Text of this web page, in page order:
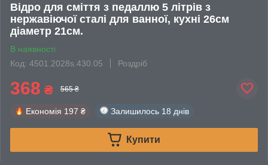
Відро для сміття з педаллю 5 літрів з
нержавіючої сталі для ванної, кухні 26см
діаметр 21см.
В наявності
Код: 4501.2028s.430.05
Роздріб
368 ₴ 565 ₴
Економія 197 ₴ Залишилось 18 днів
Купити